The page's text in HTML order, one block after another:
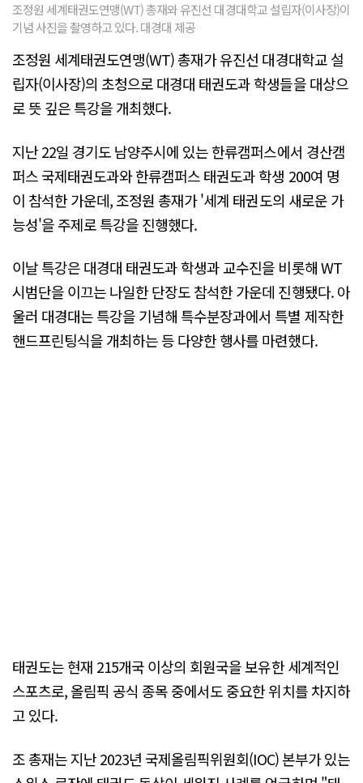
조정원 세계태권도연맹(WT) 총재와 유진선 대경대학교 설립자(이사장)이
기념 사진을 촬영하고 있다. 대경대 제공
조정원 세계태권도연맹(WT) 총재가 유진선 대경대학교 설
립자(이사장)의 초청으로 대경대 태권도과 학생들을 대상으
로 뜻 깊은 특강을 개최했다.
지난 22일 경기도 남양주시에 있는 한류캠퍼스에서 경산캠
퍼스 국제태권도과와 한류캠퍼스 태권도과 학생 200여 명
이 참석한 가운데, 조정원 총재가 '세계 태권도의 새로운 가
능성'을 주제로 특강을 진행했다.
이날 특강은 대경대 태권도과 학생과 교수진을 비롯해 WT
시범단을 이끄는 나일한 단장도 참석한 가운데 진행됐다. 아
울러 대경대는 특강을 기념해 특수분장과에서 특별 제작한
핸드프린팅식을 개최하는 등 다양한 행사를 마련했다.
태권도는 현재 215개국 이상의 회원국을 보유한 세계적인
스포츠로, 올림픽 공식 종목 중에서도 중요한 위치를 차지하
고 있다.
조 총재는 지난 2023년 국제올림픽위원회(IOC) 본부가 있는